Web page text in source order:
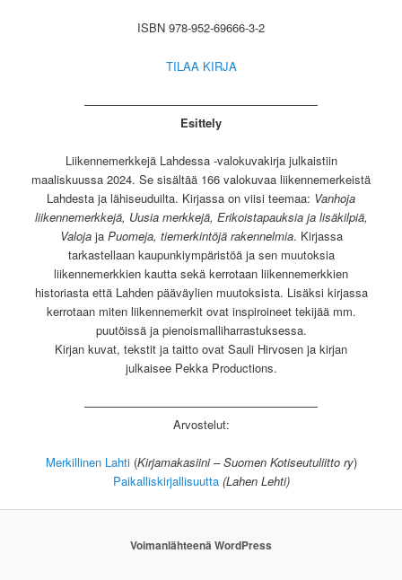
ISBN 978-952-69666-3-2
TILAA KIRJA
————————————————————
Esittely
Liikennemerkkejä Lahdessa -valokuvakirja julkaistiin
maaliskuussa 2024. Se sisältää 166 valokuvaa liikennemerkeistä
Lahdesta ja lähiseuduilta. Kirjassa on viisi teemaa: Vanhoja
liikennemerkkejä, Uusia merkkejä, Erikoistapauksia ja lisäkilpiä,
Valojaja Puomeja, tiemerkintöjä rakennelmia. Kirjassa
tarkastellaan kaupunkiympäristöä ja sen muutoksia
liikennemerkkien kautta sekä kerrotaan liikennemerkkien
historiasta että Lahden pääväylien muutoksista. Lisäksi kirjassa
kerrotaan miten liikennemerkit ovat inspiroineet tekijää mm.
puutöissä ja pienoismalliharrastuksessa.
Kirjan kuvat, tekstit ja taitto ovat Sauli Hirvosen ja kirjan
julkaisee Pekka Productions.
————————————————————
Arvostelut:
Merkillinen Lahti(Kirjamakasiini – Suomen Kotiseutuliitto ry)
Paikalliskirjallisuutta (Lahen Lehti)
Voimanlähteenä WordPress